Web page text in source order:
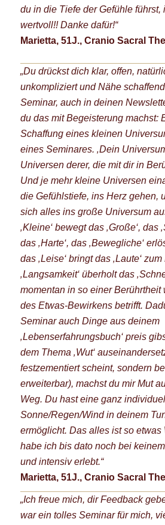
du in die Tiefe der Gefühle führst,
wertvoll!!Danke dafür!“
Marietta, 51J., Cranio Sacral
„Du drückst dich klar, offen,
unkompliziert und Nähe
Seminar, auch in deinen
du das mit Begeisterung machst:
Schaffung eines kleinen
eines Seminares. ‚Dein
Universen derer, die mit dir in
Und je mehr kleine Universen
die Gefühlstiefe, ins Herz gehen,
sich alles ins große Universum
‚Kleine‘ bewegt das ‚Große‘, das
das ‚Harte‘, das ‚Bewegliche‘
das ‚Leise‘ bringt das ‚Laute‘
‚Langsamkeit‘ überholt das
momentan in so einer Berührtheit
des Etwas-Bewirkens betrifft.
Seminar auch Dinge aus deinem
‚Lebenserfahrungsbuch‘ preis
dem Thema ‚Wut‘
festzementiert scheint, sondern
erweiterbar), machst du mir Mut
Weg. Du hast eine ganz
Sonne/Regen/Wind in deinem
ermöglicht. Das alles ist so etwas
habe ich bis dato noch bei
und intensiv erlebt.“
Marietta, 51J., Cranio Sacral
„Ich freue mich, dir Feedback
war ein tolles Seminar für mich,